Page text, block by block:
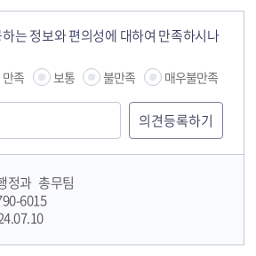
는 정보와 편의성에 대하여 만족하시나
만족 보통 불만족 매우불만족
정과 총무팀
6015